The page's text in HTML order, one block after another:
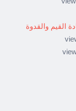
القيم والقدوة